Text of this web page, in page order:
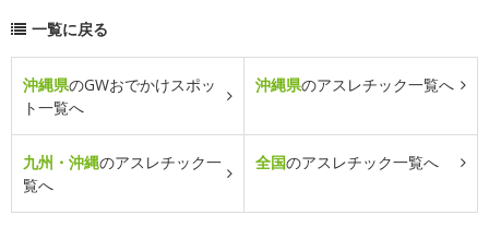
一覧に戻る
沖縄県のGWおでかけスポッ
ト一覧へ
沖縄県のアスレチック一覧へ
九州・沖縄のアスレチック一
覧へ
全国のアスレチック一覧へ